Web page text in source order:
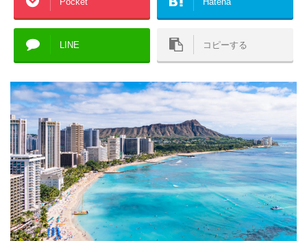
LINE コピーする